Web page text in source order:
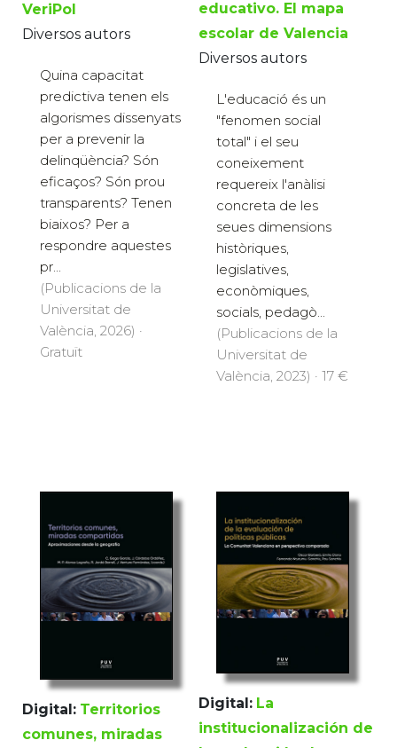
VeriPol
Diversos autors
Quina capacitat
predictiva tenen els
algorismes dissenyats
per a prevenir la
delinqüència? Són
eficaços? Són prou
transparents? Tenen
biaixos? Per a
respondre aquestes
pr...
(Publicacions de la
Universitat de
València, 2026) ·
Gratuït
educativo. El mapa
escolar de Valencia
Diversos autors
L'educació és un
"fenomen social
total" i el seu
coneixement
requereix l'anàlisi
concreta de les
seues dimensions
històriques,
legislatives,
econòmiques,
socials, pedagò...
(Publicacions de la
Universitat de
València, 2023) · 17 €
Digital: Territorios
comunes, miradas
Digital: La
institucionalización de